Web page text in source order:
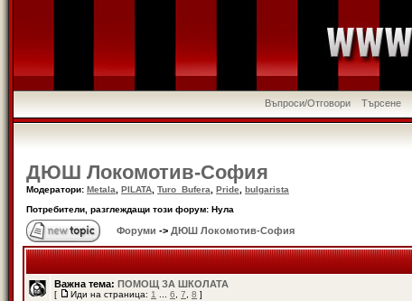
Въпроси/Отговори Търсене
ДЮШ Локомотив-София
Модератори: Metala PILATA Turo_Bufera Pride
bulgarista
Потребители, разглеждащи този форум: Нула
Форуми -> ДЮШ Локомотив-София
Важна тема: ПОМОЩ ЗА ШКОЛАТА
[ Иди на страница: 1 6 7 8 ]